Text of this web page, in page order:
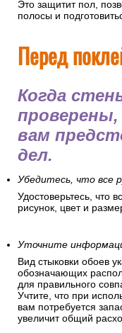
Это защитит пол,
полосы и
Перед
Когда
проверены,
вам
дел.
Убедитесь, что все
Удостоверьтесь, что
рисунок, цвет и
Уточните
Вид стыковки обоев
обозначающих
для правильного
Учтите, что при
вам потребуется
увеличит общий